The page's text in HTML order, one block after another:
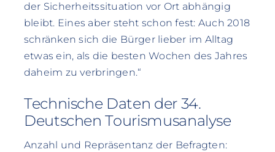
der Sicherheitssituation vor Ort abhängig
bleibt. Eines aber steht schon fest: Auch 2018
schränken sich die Bürger lieber im Alltag
etwas ein, als die besten Wochen des Jahres
daheim zu verbringen.“
Technische Daten der 34.
Deutschen Tourismusanalyse
Anzahl und Repräsentanz der Befragten: